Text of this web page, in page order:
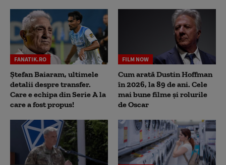
FANATIK.RO
Ștefan Baiaram, ultimele
detalii despre transfer.
Care e echipa din Serie A la
care a fost propus!
FILM NOW
Cum arată Dustin Hoffman
în 2026, la 89 de ani. Cele
mai bune filme și rolurile
de Oscar